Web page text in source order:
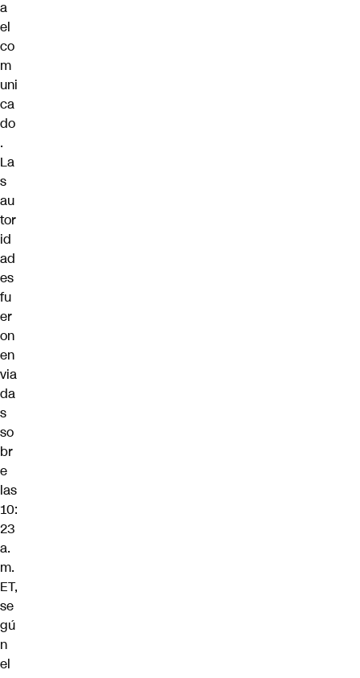
a
el
co
m
uni
ca
do
.
La
s
au
tor
id
ad
es
fu
er
on
en
via
da
s
so
br
e
las
10:
23
a.
m.
ET,
se
gú
n
el